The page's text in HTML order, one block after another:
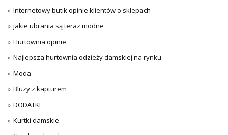
Internetowy butik opinie klientów o sklepach
jakie ubrania są teraz modne
Hurtownia opinie
Najlepsza hurtownia odzieży damskiej na rynku
Moda
Bluzy z kapturem
DODATKI
Kurtki damskie